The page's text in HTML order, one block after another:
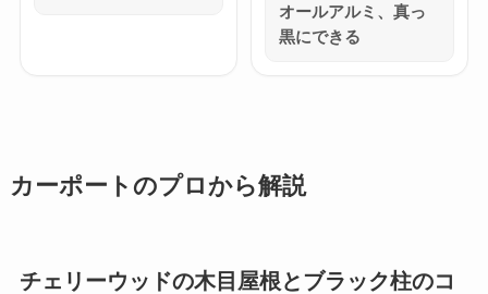
オールアルミ、真っ
黒にできる
カーポートのプロから解説
チェリーウッドの木目屋根とブラック柱のコ